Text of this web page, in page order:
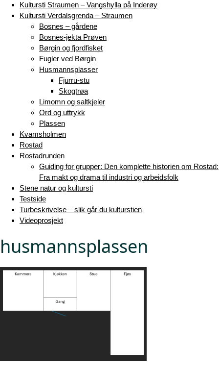
Kultursti Straumen – Vangshylla på Inderøy
Kultursti Verdalsgrenda – Straumen
Bosnes – gårdene
Bosnes-jekta Prøven
Børgin og fjordfisket
Fugler ved Børgin
Husmannsplasser
Fjurru-stu
Skogtrøa
Limomn og saltkjeler
Ord og uttrykk
Plassen
Kvamsholmen
Rostad
Rostadrunden
Guiding for grupper: Den komplette historien om Rostad:
Fra makt og drama til industri og arbeidsfolk
Stene natur og kultursti
Testside
Turbeskrivelse – slik går du kulturstien
Videoprosjekt
husmannsplassen